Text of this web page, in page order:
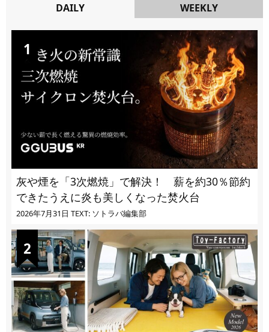
DAILY
WEEKLY
灰や煙を「3次燃焼」で解決！ 薪を約30％節約
できたうえに炎も美しくなった焚火台
2026年7月31日 TEXT: ソトラバ編集部